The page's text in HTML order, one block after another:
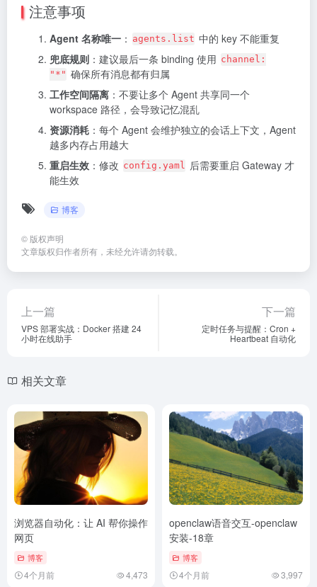
注意事项
Agent 名称唯一 ： agents.list 中的 key 不能重复
兜底规则 ：建议最后一条 binding 使用 channel:
"*" 确保所有消息都有归属
工作空间隔离 ：不要让多个 Agent 共享同一个
workspace 路径，会导致记忆混乱
资源消耗 ：每个 Agent 会维护独立的会话上下文，Agent
越多内存占用越大
重启生效 ：修改 config.yaml 后需要重启 Gateway 才
能生效
博客
© 版权声明
文章版权归作者所有，未经允许请勿转载。
上一篇
VPS 部署实战：Docker 搭建 24
小时在线助手
下一篇
定时任务与提醒：Cron +
Heartbeat 自动化
相关文章
浏览器自动化：让 AI 帮你操作
网页
博客
4个月前 4,473
openclaw语音交互-openclaw
安装-18章
博客
4个月前 3,997